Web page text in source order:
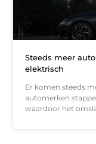
Steeds meer
elektrisch
Er komen steeds
automerken
waardoor het